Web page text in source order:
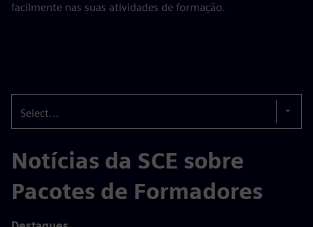
facilmente nas suas atividades de formação.
Select...
Notícias da SCE sobre
Pacotes de Formadores